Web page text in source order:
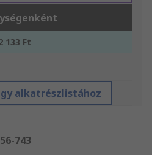
133 Ft
alkatrészlistához
743